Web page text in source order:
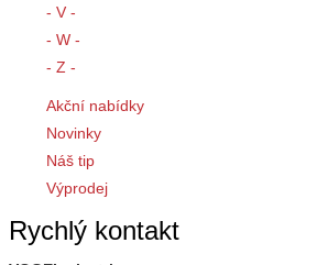
- V -
- W -
- Z -
Akční nabídky
Novinky
Náš tip
Výprodej
Rychlý kontakt